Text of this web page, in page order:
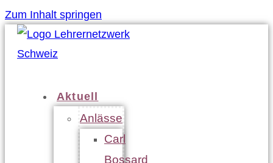
Zum Inhalt springen
Aktuell
Anlässe
Carl
Bossard